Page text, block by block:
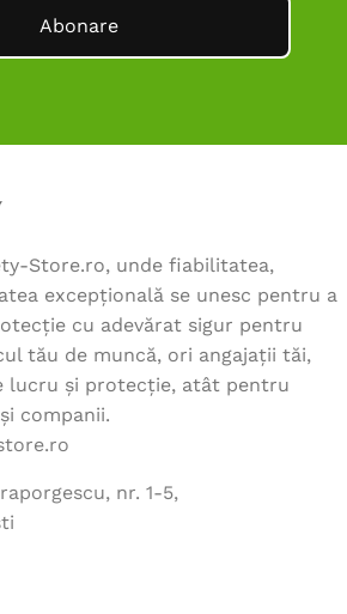
Abonare
Store.ro, unde fiabilitatea,
excepțională se unesc pentru a
cu adevărat sigur pentru
tău de muncă, ori angajații tăi,
lucru și protecție, atât pentru
companii.
nr. 1-5,